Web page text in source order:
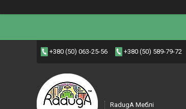
+380 (50) 063-25-56 +380 (50) 589-79-72
RadugA Меблі